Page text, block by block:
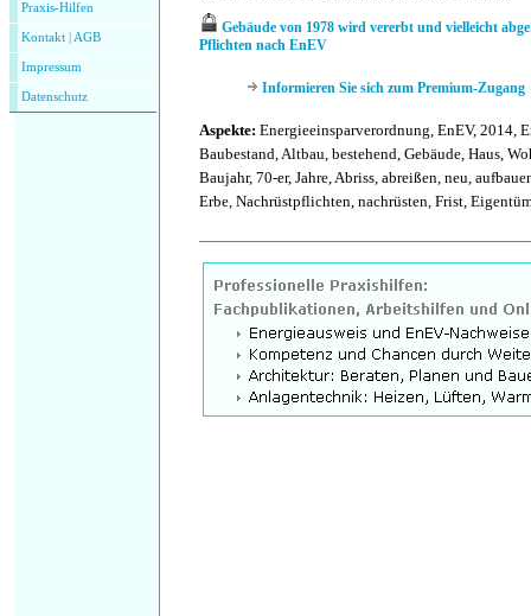
Praxis-Hilfen
Kontakt AGB
Impressum
Datenschutz
Gebäude von 1978 wird vererbt und vielleicht
Pflichten nach EnEV
Informieren Sie sich zum Premium-Zugang
Aspekte: Energieeinsparverordnung, EnEV, 2014,
Baubestand, Altbau, bestehend, Gebäude, Haus,
Baujahr, 70-er, Jahre, Abriss, abreißen, neu,
Erbe, Nachrüstpflichten, nachrüsten, Frist,